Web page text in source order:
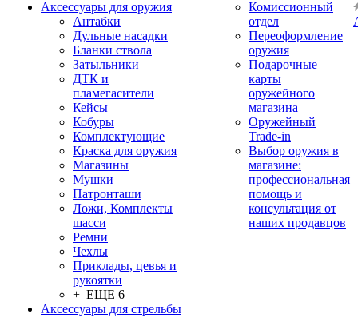
Аксессуары для оружия
Антабки
Дульные насадки
Бланки ствола
Затыльники
ДТК и
пламегасители
Кейсы
Кобуры
Комплектующие
Краска для оружия
Магазины
Мушки
Патронташи
Ложи, Комплекты
шасси
Ремни
Чехлы
Приклады, цевья и
рукоятки
+ ЕЩЕ 6
Аксессуары для стрельбы
Комиссионный
отдел
Переоформление
оружия
Подарочные
карты
оружейного
магазина
Оружейный
Trade-in
Выбор оружия в
магазине:
профессиональная
помощь и
консультация от
наших продавцов